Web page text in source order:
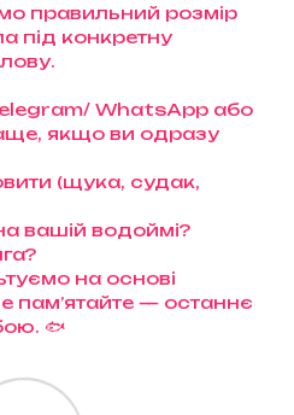
правильний розмір
під конкретну
WhatsApp або
якщо ви одразу
(щука, судак,
вашій водоймі?
на основі
пам’ятайте — останнє
🐟